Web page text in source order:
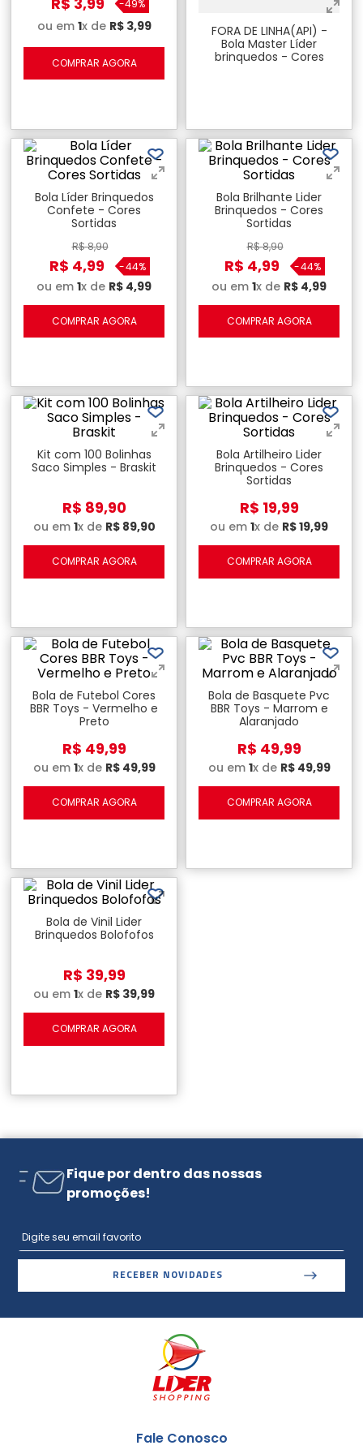
-49%
ou em 1x de R$ 3,99
COMPRAR AGORA
FORA DE LINHA(API) -
Bola Master Líder
brinquedos - Cores
Bola Líder Brinquedos
Confete - Cores
Sortidas
R$8,90
R$ 4,99 -44%
ou em 1x de R$ 4,99
COMPRAR AGORA
Bola Brilhante Lider
Brinquedos - Cores
Sortidas
R$8,90
R$ 4,99 -44%
ou em 1x de R$ 4,99
COMPRAR AGORA
Kit com 100 Bolinhas
Saco Simples - Braskit
R$ 89,90
ou em 1x de R$ 89,90
COMPRAR AGORA
Bola Artilheiro Lider
Brinquedos - Cores
Sortidas
R$ 19,99
ou em 1x de R$19,99
COMPRAR AGORA
Bola de Futebol Cores
BBR Toys - Vermelho e
Preto
R$ 49,99
ou em 1x de R$ 49,99
COMPRAR AGORA
Bola de Basquete Pvc
BBR Toys - Marrom e
Alaranjado
R$ 49,99
ou em 1x de R$ 49,99
COMPRAR AGORA
Bola de Vinil Lider
Brinquedos Bolofofos
R$ 39,99
ou em 1x de R$ 39,99
COMPRAR AGORA
Fique por dentro das nossas
promoções!
RECEBER NOVIDADES
Fale Conosco